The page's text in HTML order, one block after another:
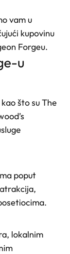
vam u
kupovinu
Forgeu.
u
što su The
poput
lokalnim